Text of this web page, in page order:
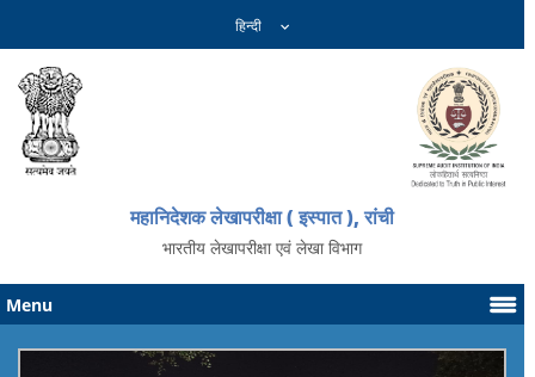
महानिदेशक लेखापरीक्षा ( इस्पात ), रांची
भारतीय लेखापरीक्षा एवं लेखा विभाग
Menu